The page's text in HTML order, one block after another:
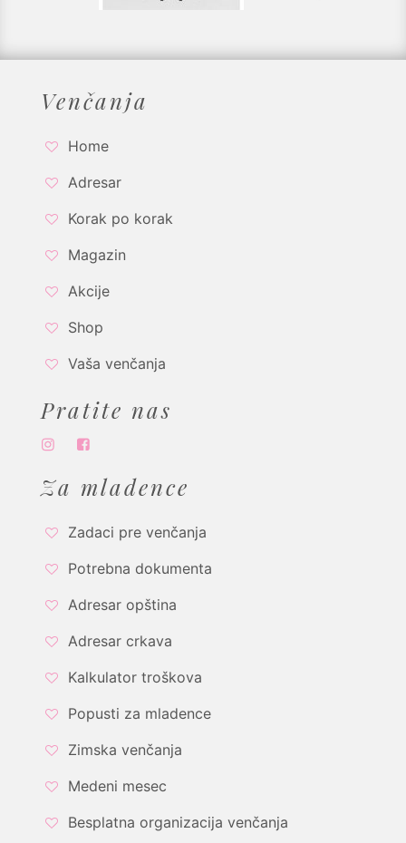
Venčanja
Home
Adresar
Korak po korak
Magazin
Akcije
Shop
Vaša venčanja
Pratite nas
Za mladence
Zadaci pre venčanja
Potrebna dokumenta
Adresar opština
Adresar crkava
Kalkulator troškova
Popusti za mladence
Zimska venčanja
Medeni mesec
Besplatna organizacija venčanja